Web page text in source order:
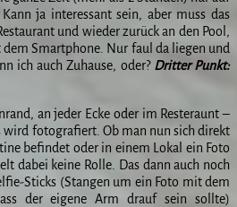
ja interessant sein, aber muss das
und wieder zurück an den Pool,
Smartphone. Nur faul da liegen und
ich auch Zuhause, oder? Dritter Punkt:
an jeder Ecke oder im Resteraunt –
wird fotografiert. Ob man nun sich direkt
befindet oder in einem Lokal ein Foto
dabei keine Rolle. Das dann auch noch
Sticks (Stangen um ein Foto mit dem
der eigene Arm drauf sein sollte)